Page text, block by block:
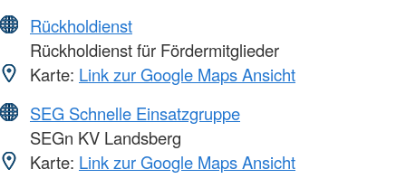
Rückholdienst
Rückholdienst für Fördermitglieder
Karte: Link zur Google Maps Ansicht
SEG Schnelle Einsatzgruppe
SEGn KV Landsberg
Karte: Link zur Google Maps Ansicht